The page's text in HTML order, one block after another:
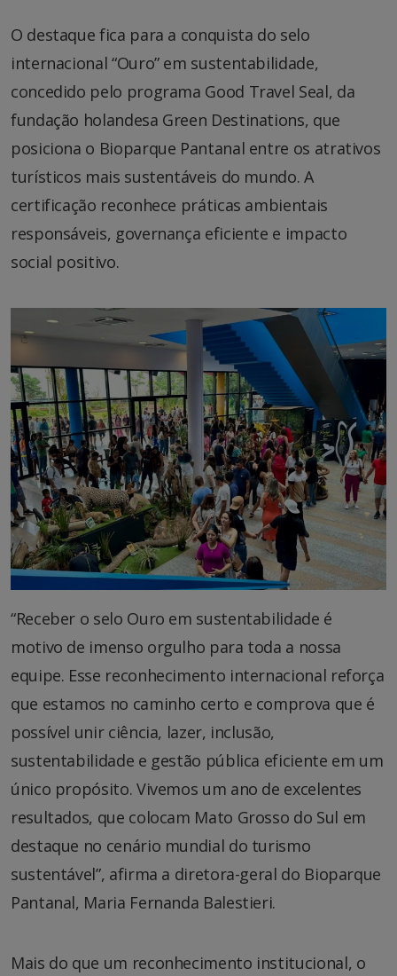
O destaque fica para a conquista do selo
internacional “Ouro” em sustentabilidade,
concedido pelo programa Good Travel Seal, da
fundação holandesa Green Destinations, que
posiciona o Bioparque Pantanal entre os atrativos
turísticos mais sustentáveis do mundo. A
certificação reconhece práticas ambientais
responsáveis, governança eficiente e impacto
social positivo.
“Receber o selo Ouro em sustentabilidade é
motivo de imenso orgulho para toda a nossa
equipe. Esse reconhecimento internacional reforça
que estamos no caminho certo e comprova que é
possível unir ciência, lazer, inclusão,
sustentabilidade e gestão pública eficiente em um
único propósito. Vivemos um ano de excelentes
resultados, que colocam Mato Grosso do Sul em
destaque no cenário mundial do turismo
sustentável”, afirma a diretora-geral do Bioparque
Pantanal, Maria Fernanda Balestieri.
Mais do que um reconhecimento institucional, o